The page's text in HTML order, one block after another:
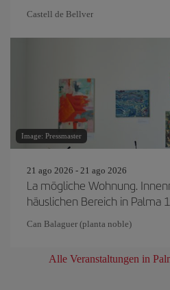
Castell de Bellver
Image: Pressmaster
21 ago 2026 - 21 ago 2026
La mögliche Wohnung.
häuslichen Bereich in
Can Balaguer (planta noble)
Alle Veranstaltungen in